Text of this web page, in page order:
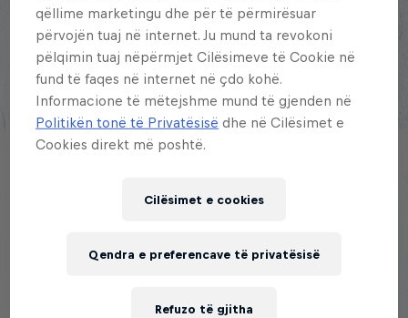
Explora la Galaxia de Red Bull Batalla
qëllime marketingu dhe për të përmirësuar
përvojën tuaj në internet. Ju mund ta revokoni
pëlqimin tuaj nëpërmjet Cilësimeve të Cookie në
fund të faqes në internet në çdo kohë.
Informacione të mëtejshme mund të gjenden në
Politikën tonë të Privatësisë dhe në Cilësimet e
Cookies direkt më poshtë.
Cilësimet e cookies
Refuzo të gjitha
Qendra e preferencave të privatësisë